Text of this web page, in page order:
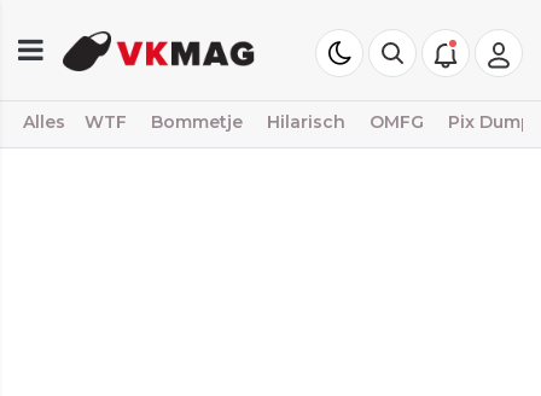
Alles WTF Bommetje Hilarisch OMFG Pix Dump